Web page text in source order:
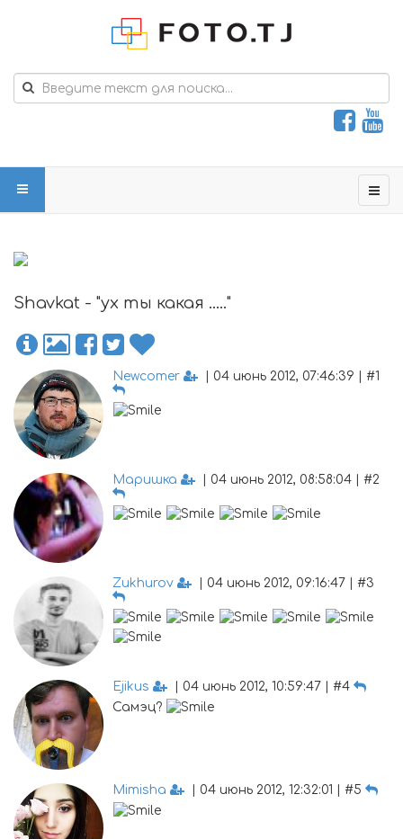
Shavkat - "ух ты какая ....."
Newcomer | 04 июнь 2012, 07:46:39 | #1
Маришка | 04 июнь 2012, 08:58:04 | #2
Zukhurov | 04 июнь 2012, 09:16:47 | #3
Ejikus
| 04 июнь 2012, 10:59:47 | #4
Самэц?
Mimisha | 04 июнь 2012, 12:32:01 | #5